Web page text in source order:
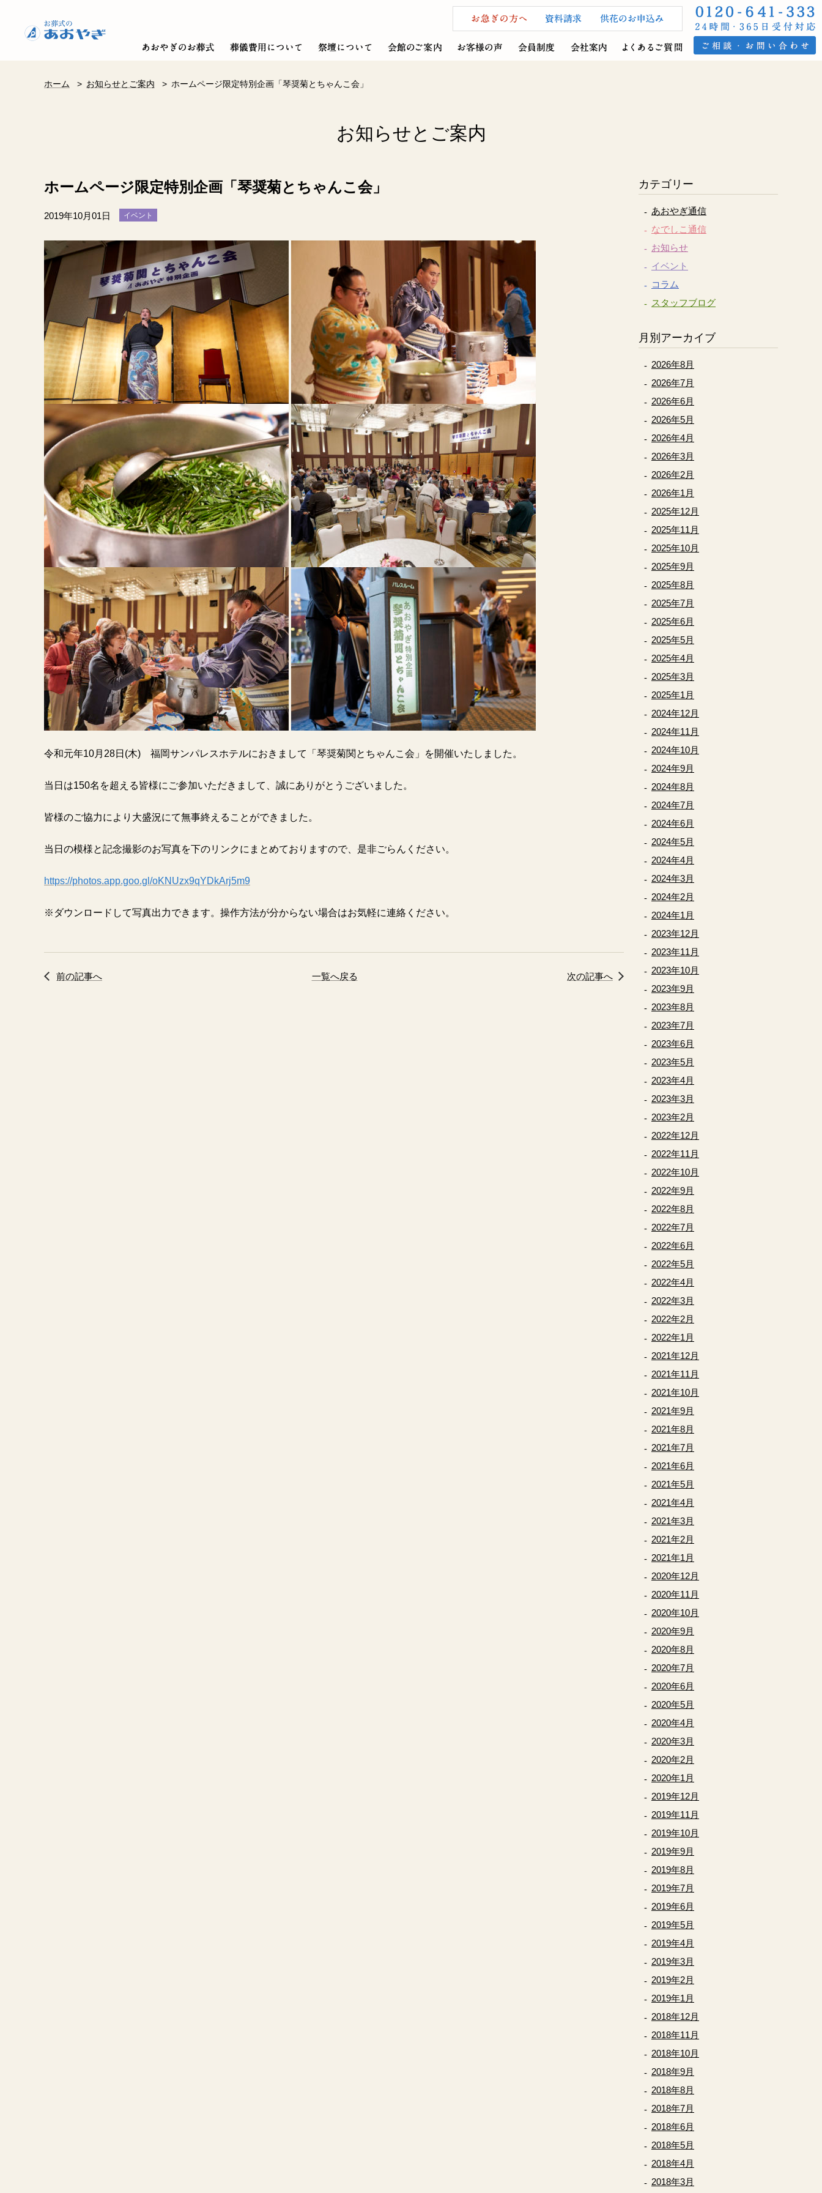
ホーム > お知らせとご案内 > ホームページ限定特別企画「琴奨菊とちゃんこ会」
お知らせとご案内
ホームページ限定特別企画「琴奨菊とちゃんこ会」
2019年10月01日 イベント
令和元年10月28日(木) 福岡サンパレスホテルにおきまして「琴奨菊関とちゃんこ会」を開催いたしました。
当日は150名を超える皆様にご参加いただきまして、誠にありがとうございました。
皆様のご協力により大盛況にて無事終えることができました。
当日の模様と記念撮影のお写真を下のリンクにまとめておりますので、是非ごらんください。
https://photos.app.goo.gl/oKNUzx9qYDkArj5m9
※ダウンロードして写真出力できます。操作方法が分からない場合はお気軽に連絡ください。
前の記事へ 一覧へ戻る 次の記事へ
カテゴリー
あおやぎ通信
なでしこ通信
お知らせ
イベント
コラム
スタッフブログ
月別アーカイブ
2026年8月
2026年7月
2026年6月
2026年5月
2026年4月
2026年3月
2026年2月
2026年1月
2025年12月
2025年11月
2025年10月
2025年9月
2025年8月
2025年7月
2025年6月
2025年5月
2025年4月
2025年3月
2025年1月
2024年12月
2024年11月
2024年10月
2024年9月
2024年8月
2024年7月
2024年6月
2024年5月
2024年4月
2024年3月
2024年2月
2024年1月
2023年12月
2023年11月
2023年10月
2023年9月
2023年8月
2023年7月
2023年6月
2023年5月
2023年4月
2023年3月
2023年2月
2022年12月
2022年11月
2022年10月
2022年9月
2022年8月
2022年7月
2022年6月
2022年5月
2022年4月
2022年3月
2022年2月
2022年1月
2021年12月
2021年11月
2021年10月
2021年9月
2021年8月
2021年7月
2021年6月
2021年5月
2021年4月
2021年3月
2021年2月
2021年1月
2020年12月
2020年11月
2020年10月
2020年9月
2020年8月
2020年7月
2020年6月
2020年5月
2020年4月
2020年3月
2020年2月
2020年1月
2019年12月
2019年11月
2019年10月
2019年9月
2019年8月
2019年7月
2019年6月
2019年5月
2019年4月
2019年3月
2019年2月
2019年1月
2018年12月
2018年11月
2018年10月
2018年9月
2018年8月
2018年7月
2018年6月
2018年5月
2018年4月
2018年3月